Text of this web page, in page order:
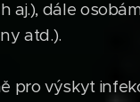
aj.), dále
atd.).
pro výskyt